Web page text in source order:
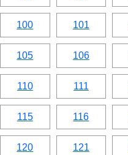
100 101
105 106
110 111
115 116
120 121